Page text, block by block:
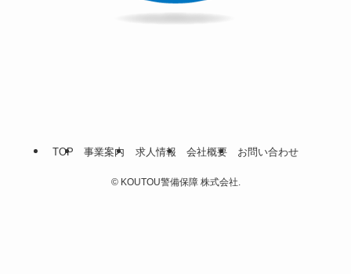
TOP 事業案内 求人情報 会社概要 お問い合わせ
©KOUTOU警備保障 株式会社.